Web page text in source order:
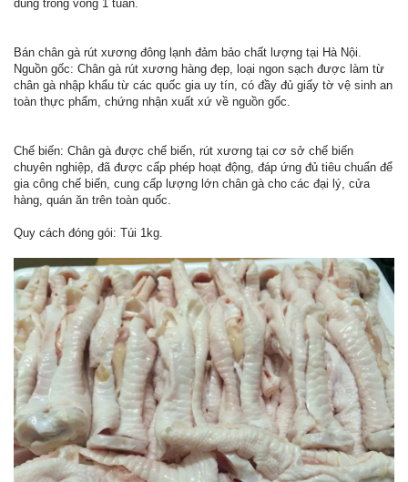
dùng trong vòng 1 tuần.
Bán chân gà rút xương đông lạnh đảm bảo chất lượng tại Hà Nội.
Nguồn gốc: Chân gà rút xương hàng đẹp, loại ngon sạch được làm từ
chân gà nhập khẩu từ các quốc gia uy tín, có đầy đủ giấy tờ vệ sinh an
toàn thực phẩm, chứng nhận xuất xứ về nguồn gốc.
Chế biến: Chân gà được chế biến, rút xương tại cơ sở chế biến
chuyên nghiệp, đã được cấp phép hoạt động, đáp ứng đủ tiêu chuẩn để
gia công chế biến, cung cấp lượng lớn chân gà cho các đại lý, cửa
hàng, quán ăn trên toàn quốc.
Quy cách đóng gói: Túi 1kg.